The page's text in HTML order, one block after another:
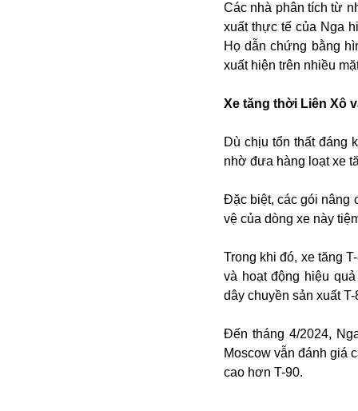
Các nhà phân tích từ
xuất thực tế của Nga
Họ dẫn chứng bằng
xuất hiện trên nhiều
Xe tăng thời Liên Xô
Dù chịu tổn thất đáng
nhờ đưa hàng loạt xe
Đặc biệt, các gói nâng
vệ của dòng xe này
Trong khi đó, xe tăng
và hoạt động hiệu
dây chuyền sản xuất
Đến tháng 4/2024,
Moscow vẫn đánh giá
cao hơn T-90.